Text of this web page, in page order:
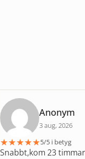
Anonym
3 aug, 2026
★★★★★5/5 i betyg
Snabbt,kom 23